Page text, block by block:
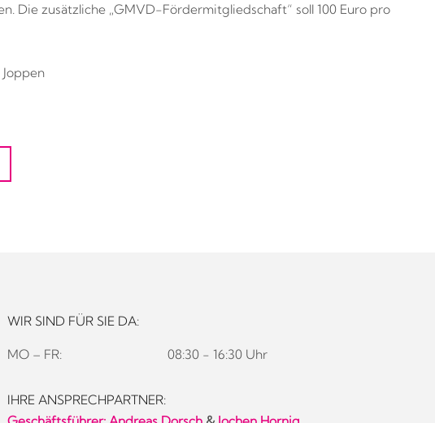
Die zusätzliche „GMVD-Fördermitgliedschaft“ soll 100 Euro pro
WIR SIND FÜR SIE DA:
MO – FR: 08:30 - 16:30 Uhr
IHRE ANSPRECHPARTNER: